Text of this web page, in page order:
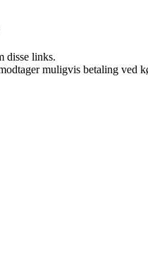
disse links.
muligvis betaling ved